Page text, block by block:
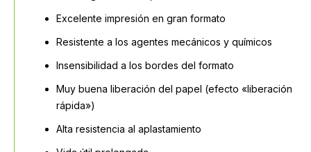
Excelente impresión en gran formato
Resistente a los agentes mecánicos y químicos
Insensibilidad a los bordes del formato
Muy buena liberación del papel (efecto «liberación
rápida»)
Alta resistencia al aplastamiento